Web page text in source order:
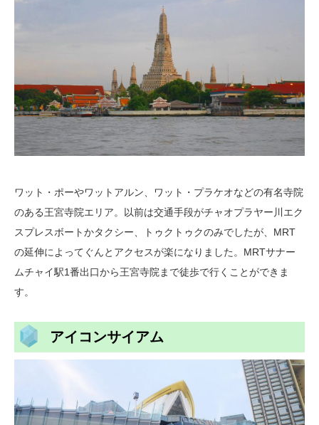
ワット・ポーやワットアルン、ワット・プラケオなどの有名寺院
のある王宮寺院エリア。以前は交通手段がチャオプラヤー川エク
スプレスボートかタクシー、トゥクトゥクのみでしたが、MRT
の延伸によってぐんとアクセスが楽になりました。MRTサナー
ムチャイ駅1番出口から王宮寺院まで徒歩で行くことができま
す。
アイコンサイアム